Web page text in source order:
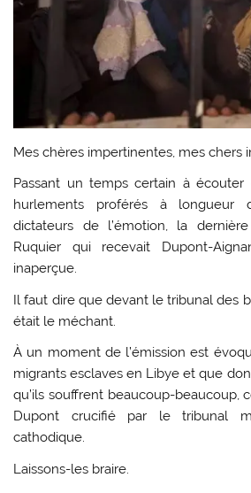
Mes chères impertinentes, mes chers
Passant un temps certain à
hurlements proférés à
dictateurs de l’émotion, la
Ruquier qui recevait Dupont-
inaperçue.
Il faut dire que devant le tribunal des
était le méchant.
À un moment de l’émission est
migrants esclaves en Libye et que
qu’ils souffrent beaucoup-beaucoup,
Dupont crucifié par le tribunal
cathodique.
Laissons-les braire.